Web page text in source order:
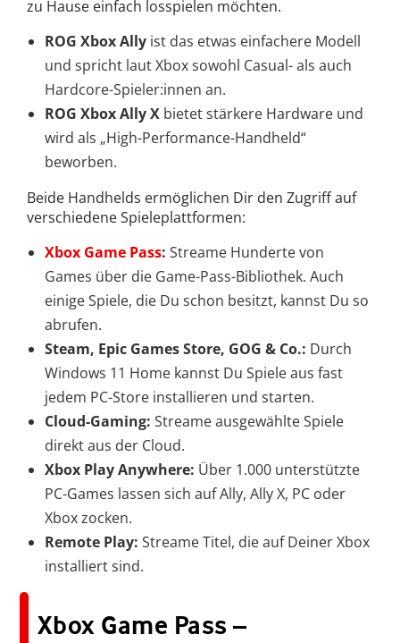
zu Hause einfach losspielen möchten.
ROG Xbox Ally ist das etwas einfachere Modell
und spricht laut Xbox sowohl Casual- als auch
Hardcore-Spieler:innen an.
ROG Xbox Ally X bietet stärkere Hardware und
wird als „High-Performance-Handheld“
beworben.
Beide Handhelds ermöglichen Dir den Zugriff auf
verschiedene Spieleplattformen:
Xbox Game Pass: Streame Hunderte von
Games über die Game-Pass-Bibliothek. Auch
einige Spiele, die Du schon besitzt, kannst Du so
abrufen.
Steam, Epic Games Store, GOG & Co.: Durch
Windows 11 Home kannst Du Spiele aus fast
jedem PC-Store installieren und starten.
Cloud-Gaming: Streame ausgewählte Spiele
direkt aus der Cloud.
Xbox Play Anywhere: Über 1.000 unterstützte
PC-Games lassen sich auf Ally, Ally X, PC oder
Xbox zocken.
Remote Play: Streame Titel, die auf Deiner Xbox
installiert sind.
Xbox Game Pass –